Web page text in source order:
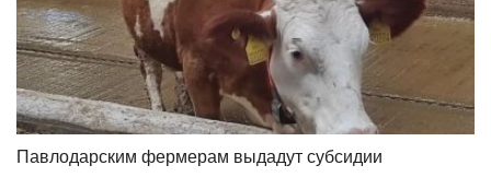
Павлодарским фермерам выдадут субсидии